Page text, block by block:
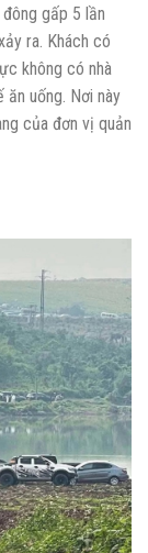
gấp 5 lần
ra. Khách có
không có nhà
ăn uống. Nơi này
của đơn vị quản